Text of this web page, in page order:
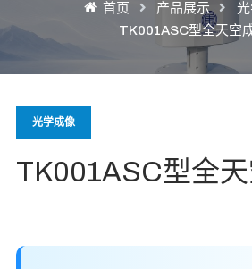
首页 产品展示
TK001ASC型全天空
光学成像
TK001ASC型全